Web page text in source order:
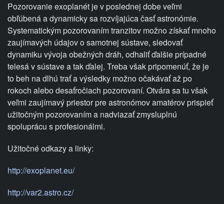
Pozorovanie exoplanét je v poslednej dobe veľmi
obľúbená a dynamicky sa rozvíjajúca časť astronómie.
Systematickým pozorovaním tranzitov možno získať mnoho
zaujímavých údajov o samotnej sústave, sledovať
dynamiku vývoja obežných dráh, odhaliť ďalšie prípadné
telesá v sústave a tak ďalej. Treba však pripomenúť, že je
to beh na dlhú trať a výsledky možno očakávať až po
rokoch alebo desaťročiach pozorovaní. Otvára sa tu však
veľmi zaujímavý priestor pre astronómov amatérov prispieť
užitočným pozorovaním a nadviazať zmysluplnú
spoluprácu s profesionálmi.
Užitočné odkazy a linky:
http://exoplanet.eu/
http://var2.astro.cz/